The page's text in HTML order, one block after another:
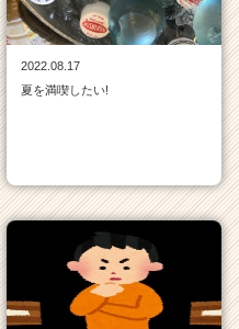
2022.08.17
夏を満喫したい!